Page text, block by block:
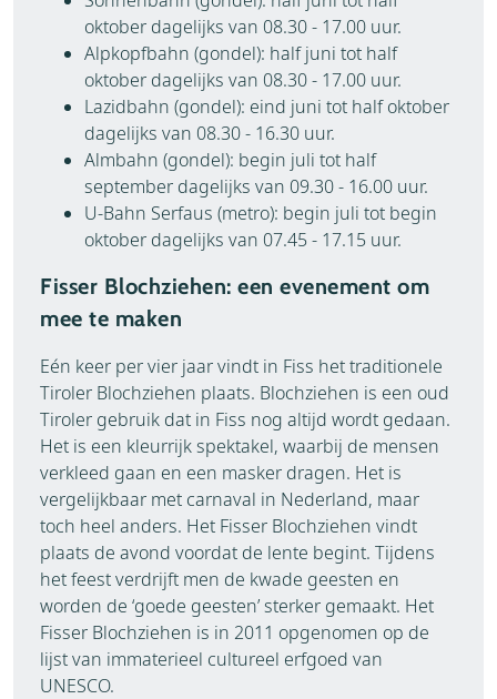
oktober dagelijks van 08.30 - 17.00 uur.
Alpkopfbahn (gondel): half juni tot half
oktober dagelijks van 08.30 - 17.00 uur.
Lazidbahn (gondel): eind juni tot half oktober
dagelijks van 08.30 - 16.30 uur.
Almbahn (gondel): begin juli tot half
september dagelijks van 09.30 - 16.00 uur.
U-Bahn Serfaus (metro): begin juli tot begin
oktober dagelijks van 07.45 - 17.15 uur.
Fisser Blochziehen: een evenement om
mee te maken
Eén keer per vier jaar vindt in Fiss het traditionele
Tiroler Blochziehen plaats. Blochziehen is een oud
Tiroler gebruik dat in Fiss nog altijd wordt gedaan.
Het is een kleurrijk spektakel, waarbij de mensen
verkleed gaan en een masker dragen. Het is
vergelijkbaar met carnaval in Nederland, maar
toch heel anders. Het Fisser Blochziehen vindt
plaats de avond voordat de lente begint. Tijdens
het feest verdrijft men de kwade geesten en
worden de ‘goede geesten’ sterker gemaakt. Het
Fisser Blochziehen is in 2011 opgenomen op de
lijst van immaterieel cultureel erfgoed van
UNESCO.